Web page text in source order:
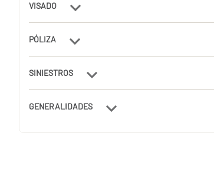
VISADO
PÓLIZA
SINIESTROS
GENERALIDADES